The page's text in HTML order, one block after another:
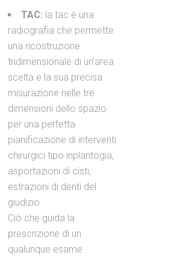
TAC: la tac è una
radiografia che permette
una ricostruzione
tridimensionale di un’area
scelta e la sua precisa
misurazione nelle tre
dimensioni dello spazio
per una perfetta
pianificazione di interventi
chirurgici tipo inplantogia,
asportazioni di cisti,
estrazioni di denti del
giudizio.
Ciò che guida la
prescrizione di un
qualunque esame